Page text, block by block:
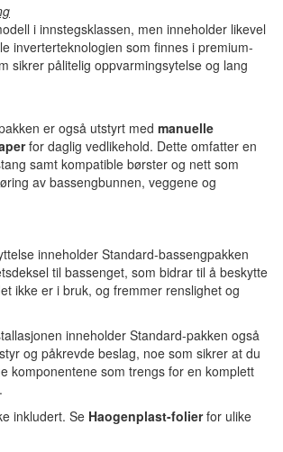
i innstegsklassen, men inneholder likevel
inverterteknologien som finnes i premium-
sikrer pålitelig oppvarmingsytelse og lang
er også utstyrt med manuelle
for daglig vedlikehold. Dette omfatter en
samt kompatible børster og nett som
av bassengbunnen, veggene og
inneholder Standard-bassengpakken
til bassenget, som bidrar til å beskytte
ikke er i bruk, og fremmer renslighet og
inneholder Standard-pakken også
og påkrevde beslag, noe som sikrer at du
komponentene som trengs for en komplett
inkludert. Se Haogenplast-folierfor ulike